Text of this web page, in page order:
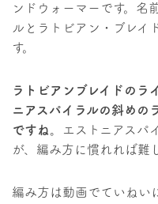
ンドウォーマーです。名
ルとラトビアン・ブレイ
す。
ラトビアンブレイドのラ
ニアスパイラルの斜めの
ですね。
エストニアスパ
が、編み方に慣れれば難
編み方は動画でていねい